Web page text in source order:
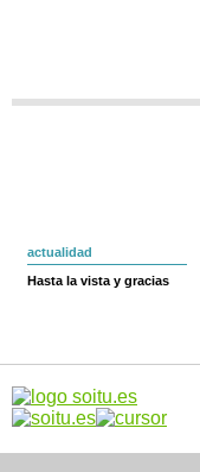
actualidad
Hasta la vista y gracias